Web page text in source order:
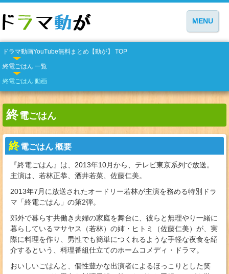
MENU
ドラマ動画YouTube無料まとめ【動が】 TOP
終電ごはん 一覧
終電ごはん 動画
終電ごはん
終電ごはん 概要
『終電ごはん』は、2013年10月から、テレビ東京系列で放送。
主演は、若林正恭、酒井若菜、佐藤仁美。
2013年7月に放送されたオードリー若林が主演を務める特別ドラ
マ「終電ごはん」の第2弾。
郊外で暮らす共働き夫婦の家庭を舞台に、彼らと無理やり一緒に
暮らしているマサヤス（若林）の姉・ヒトミ（佐藤仁美）が、実
際に料理を作り、男性でも簡単につくれるような手軽な夜食を紹
介するという、料理番組仕立てのホームコメディ・ドラマ。
おいしいごはんと、個性豊かな出演者によるほっこりとした笑